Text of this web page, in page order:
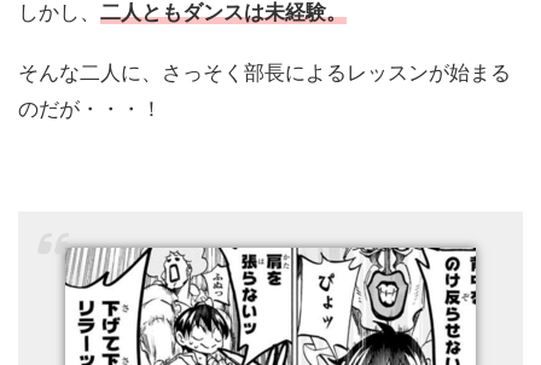
しかし、 二人ともダンスは未経験。
そんな二人に、さっそく部長によるレッスンが始まる
のだが・・・！